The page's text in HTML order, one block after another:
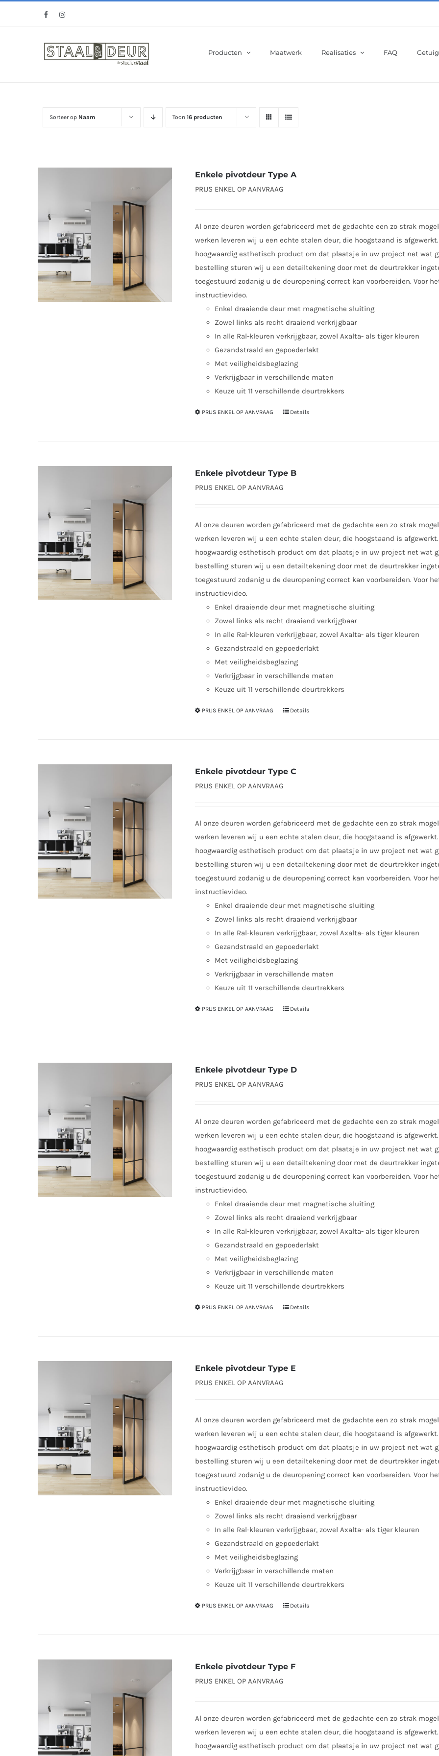
FacebookInstagram
Producten Maatwerk Realisaties FAQ
Sorteer op Naam Toon 16 producten
Enkele pivotdeur Type A
PRIJS ENKEL OP AANVRAAG
Al onze deuren worden gefabriceerd met de gedachte een zo strak
werken leveren wij u een echte stalen deur, die hoogstaand is
hoogwaardig esthetisch product om dat plaatsje in uw project net wat
bestelling sturen wij u een detailtekening door met de deurtrekker
toegestuurd zodanig u de deuropening correct kan voorbereiden. Voor
instructievideo.
Enkel draaiende deur met magnetische sluiting
Zowel links als recht draaiend verkrijgbaar
In alle Ral-kleuren verkrijgbaar, zowel Axalta- als tiger kleuren
Gezandstraald en gepoederlakt
Met veiligheidsbeglazing
Verkrijgbaar in verschillende maten
Keuze uit 11 verschillende deurtrekkers
PRIJS ENKEL OP AANVRAAG
Dit
variaties.
gekozen
worden
op
de
productpagina
Details
Enkele pivotdeur Type B
PRIJS ENKEL OP AANVRAAG
Al onze deuren worden gefabriceerd met de gedachte een zo strak
werken leveren wij u een echte stalen deur, die hoogstaand is
hoogwaardig esthetisch product om dat plaatsje in uw project net wat
bestelling sturen wij u een detailtekening door met de deurtrekker
toegestuurd zodanig u de deuropening correct kan voorbereiden. Voor
instructievideo.
Enkel draaiende deur met magnetische sluiting
Zowel links als recht draaiend verkrijgbaar
In alle Ral-kleuren verkrijgbaar, zowel Axalta- als tiger kleuren
Gezandstraald en gepoederlakt
Met veiligheidsbeglazing
Verkrijgbaar in verschillende maten
Keuze uit 11 verschillende deurtrekkers
PRIJS ENKEL OP AANVRAAG
Dit
variaties.
gekozen
worden
op
de
productpagina
Details
Enkele pivotdeur Type C
PRIJS ENKEL OP AANVRAAG
Al onze deuren worden gefabriceerd met de gedachte een zo strak
werken leveren wij u een echte stalen deur, die hoogstaand is
hoogwaardig esthetisch product om dat plaatsje in uw project net wat
bestelling sturen wij u een detailtekening door met de deurtrekker
toegestuurd zodanig u de deuropening correct kan voorbereiden. Voor
instructievideo.
Enkel draaiende deur met magnetische sluiting
Zowel links als recht draaiend verkrijgbaar
In alle Ral-kleuren verkrijgbaar, zowel Axalta- als tiger kleuren
Gezandstraald en gepoederlakt
Met veiligheidsbeglazing
Verkrijgbaar in verschillende maten
Keuze uit 11 verschillende deurtrekkers
PRIJS ENKEL OP AANVRAAG
Dit
variaties.
gekozen
worden
op
de
productpagina
Details
Enkele pivotdeur Type D
PRIJS ENKEL OP AANVRAAG
Al onze deuren worden gefabriceerd met de gedachte een zo strak
werken leveren wij u een echte stalen deur, die hoogstaand is
hoogwaardig esthetisch product om dat plaatsje in uw project net wat
bestelling sturen wij u een detailtekening door met de deurtrekker
toegestuurd zodanig u de deuropening correct kan voorbereiden. Voor
instructievideo.
Enkel draaiende deur met magnetische sluiting
Zowel links als recht draaiend verkrijgbaar
In alle Ral-kleuren verkrijgbaar, zowel Axalta- als tiger kleuren
Gezandstraald en gepoederlakt
Met veiligheidsbeglazing
Verkrijgbaar in verschillende maten
Keuze uit 11 verschillende deurtrekkers
PRIJS ENKEL OP AANVRAAG
Dit
variaties.
gekozen
worden
op
de
productpagina
Details
Enkele pivotdeur Type E
PRIJS ENKEL OP AANVRAAG
Al onze deuren worden gefabriceerd met de gedachte een zo strak
werken leveren wij u een echte stalen deur, die hoogstaand is
hoogwaardig esthetisch product om dat plaatsje in uw project net wat
bestelling sturen wij u een detailtekening door met de deurtrekker
toegestuurd zodanig u de deuropening correct kan voorbereiden. Voor
instructievideo.
Enkel draaiende deur met magnetische sluiting
Zowel links als recht draaiend verkrijgbaar
In alle Ral-kleuren verkrijgbaar, zowel Axalta- als tiger kleuren
Gezandstraald en gepoederlakt
Met veiligheidsbeglazing
Verkrijgbaar in verschillende maten
Keuze uit 11 verschillende deurtrekkers
PRIJS ENKEL OP AANVRAAG
Dit
variaties.
gekozen
worden
op
Details
Enkele pivotdeur Type F
PRIJS ENKEL OP AANVRAAG
Al onze deuren worden gefabriceerd met de gedachte een zo strak
werken leveren wij u een echte stalen deur, die hoogstaand is
hoogwaardig esthetisch product om dat plaatsje in uw project net wat